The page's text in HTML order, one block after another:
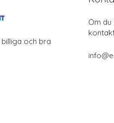
och bra
Om